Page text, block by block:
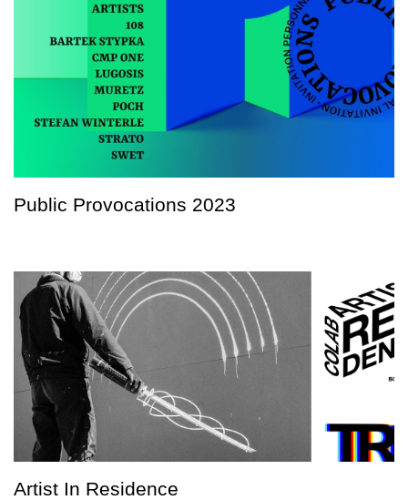
Public Provocations 2023
Artist In Residence